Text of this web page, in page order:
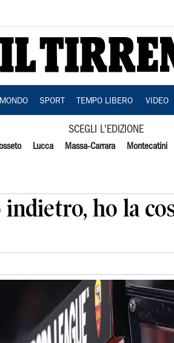
SPORT TEMPO LIBERO VIDEO
SCEGLI L'EDIZIONE
Lucca Massa-Carrara Montecatini
indietro, ho la